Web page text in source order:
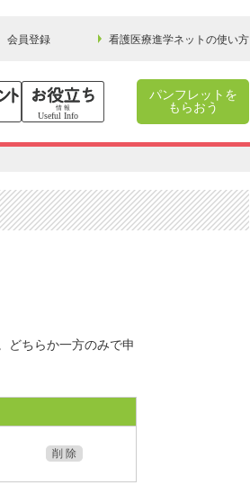
会員登録 看護医療進学ネットの使い方
パンフレットを
もらおう
どちらか一方のみで申
削 除